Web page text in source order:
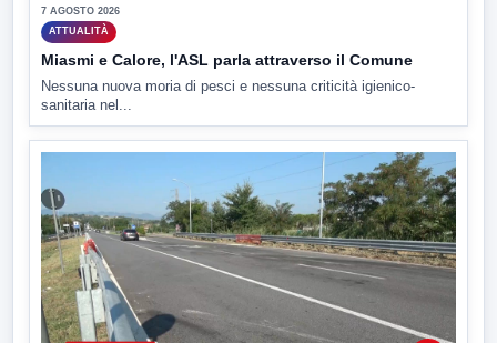
7 AGOSTO 2026
ATTUALITÀ
Miasmi e Calore, l'ASL parla attraverso il Comune
Nessuna nuova moria di pesci e nessuna criticità igienico-
sanitaria nel...